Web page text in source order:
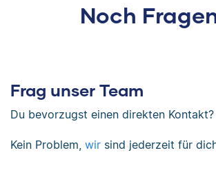
Noch
Frag unser Team
Du bevorzugst einen direkten Kontakt?
Kein Problem, wir sind jederzeit für